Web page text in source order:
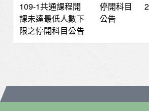
109-1共通課程開
課未達最低人數下
限之停開科目公告
停開科目
公告